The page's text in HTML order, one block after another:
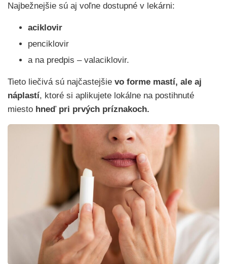
Najbežnejšie sú aj voľne dostupné v lekárni:
aciklovir
penciklovir
a na predpis – valaciklovir.
Tieto liečivá sú najčastejšie vo forme mastí, ale aj
náplastí, ktoré si aplikujete lokálne na postihnuté
miesto hneď pri prvých príznakoch.